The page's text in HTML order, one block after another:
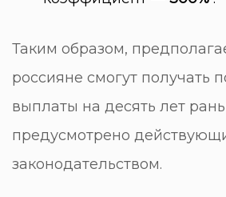
Таким образом,
россияне смогут получать
выплаты на десять лет
предусмотрено
законодательством.